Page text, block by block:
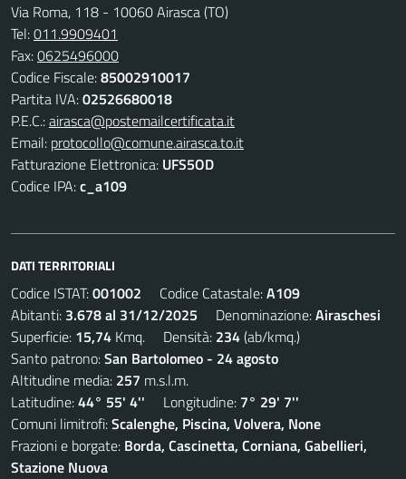
Via Roma, 118 - 10060 Airasca (TO)
Tel:011.9909401
Fax:0625496000
Codice Fiscale:85002910017
Partita IVA:02526680018
P.E.C.:airasca@postemailcertificata.it
Email: protocollo@comune.airasca.to.it
Fatturazione Elettronica: UFS5OD
Codice IPA:c_a109
DATI TERRITORIALI
Codice ISTAT:001002 Codice Catastale:A109
Abitanti: 3.678 al 31/12/2025 Denominazione:Airaschesi
Superficie: 15,74 Kmq. Densità: 234(ab/kmq.)
Santo patrono:San Bartolomeo - 24 agosto
Altitudine media: 257 m.s.l.m.
Latitudine:44° 55' 4'' Longitudine: 7° 29' 7''
Comuni limitrofi:Scalenghe, Piscina, Volvera, None
Frazioni e borgate: Borda, Cascinetta, Corniana, Gabellieri,
Stazione Nuova